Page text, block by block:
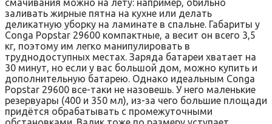
смачивания можно на лету: например, обильно
заливать жирные пятна на кухне или делать
деликатную уборку на ламинате в спальне. Габариты у
Conga Popstar 29600 компактные, а весит он всего 3,5
кг, поэтому им легко манипулировать в
труднодоступных местах. Заряда батареи хватает на
30 минут, но если у вас большой дом, можно купить и
дополнительную батарею. Однако идеальным Conga
Popstar 29600 все-таки не назовешь. У него маленькие
резервуары (400 и 350 мл), из-за чего большие площади
придётся обрабатывать с промежуточными